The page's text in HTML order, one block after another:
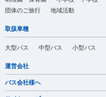
団体のご旅行
地域活動
取扱車種
大型バス 中型バス 小型バス
運営会社
バス会社様へ